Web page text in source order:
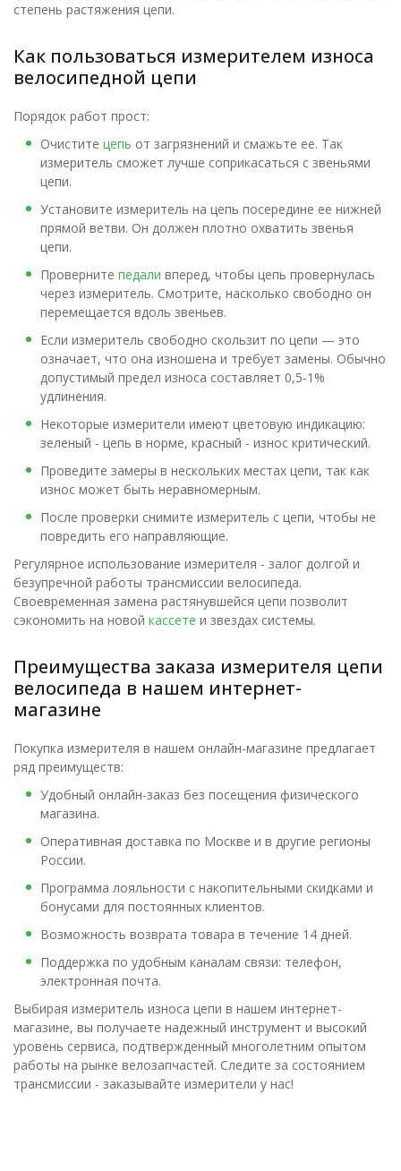
степень растяжения цепи.
Как пользоваться измерителем износа
велосипедной цепи
Порядок работ прост:
Очистите цепь от загрязнений и смажьте ее. Так
измеритель сможет лучше соприкасаться с звеньями
цепи.
Установите измеритель на цепь посередине ее нижней
прямой ветви. Он должен плотно охватить звенья
цепи.
Проверните педали вперед, чтобы цепь провернулась
через измеритель. Смотрите, насколько свободно он
перемещается вдоль звеньев.
Если измеритель свободно скользит по цепи — это
означает, что она изношена и требует замены. Обычно
допустимый предел износа составляет 0,5-1%
удлинения.
Некоторые измерители имеют цветовую индикацию:
зеленый - цепь в норме, красный - износ критический.
Проведите замеры в нескольких местах цепи, так как
износ может быть неравномерным.
После проверки снимите измеритель с цепи, чтобы не
повредить его направляющие.
Регулярное использование измерителя - залог долгой и
безупречной работы трансмиссии велосипеда.
Своевременная замена растянувшейся цепи позволит
сэкономить на новой кассете и звездах системы.
Преимущества заказа измерителя цепи
велосипеда в нашем интернет-
магазине
Покупка измерителя в нашем онлайн-магазине предлагает
ряд преимуществ:
Удобный онлайн-заказ без посещения физического
магазина.
Оперативная доставка по Москве и в другие регионы
России.
Программа лояльности с накопительными скидками и
бонусами для постоянных клиентов.
Возможность возврата товара в течение 14 дней.
Поддержка по удобным каналам связи: телефон,
электронная почта.
Выбирая измеритель износа цепи в нашем интернет-
магазине, вы получаете надежный инструмент и высокий
уровень сервиса, подтвержденный многолетним опытом
работы на рынке велозапчастей. Следите за состоянием
трансмиссии - заказывайте измерители у нас!